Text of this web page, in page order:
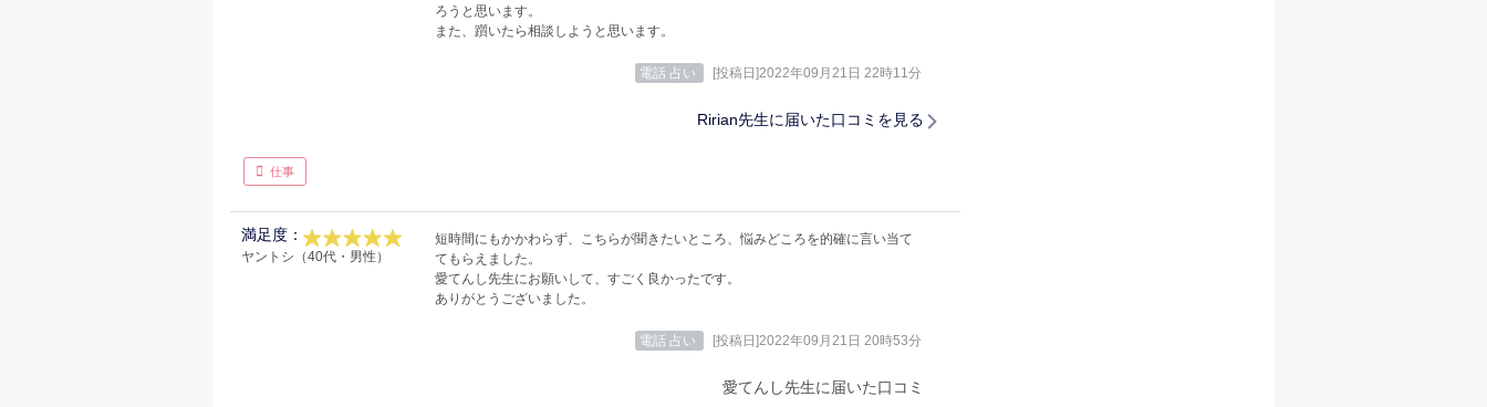
ろうと思います。
また、躓いたら相談しようと思います。
電話 占い [投稿日]2022年09月21日 22時11分
Ririan先生に届いた口コミを見る
仕事
満足度：
ヤントシ（40代・男性）
短時間にもかかわらず、こちらが聞きたいところ、悩みどころを的確に言い当て
てもらえました。
愛てんし先生にお願いして、すごく良かったです。
ありがとうございました。
電話 占い [投稿日]2022年09月21日 20時53分
愛てんし先生に届いた口コミ